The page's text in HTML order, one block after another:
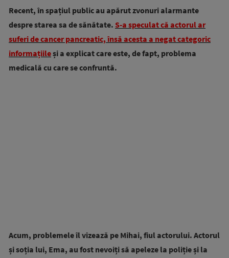
Recent, în spațiul public au apărut zvonuri alarmante
despre starea sa de sănătate. S-a speculat că actorul ar
suferi de cancer pancreatic, însă acesta a negat categoric
informațiileși a explicat care este, de fapt, problema
medicală cu care se confruntă.
Acum, problemele îl vizează pe Mihai, fiul actorului. Actorul
și soția lui, Ema, au fost nevoiți să apeleze la poliție și la